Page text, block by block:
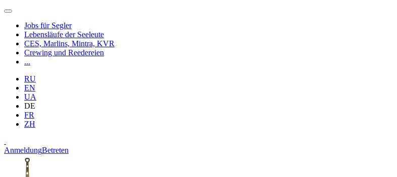
Jobs für Segler
Lebensläufe der Seeleute
CES, Marlins, Mintra, KVR
Crewing und Reedereien
...
RU
EN
UA
DE
FR
ZH
AnmeldungBetreten